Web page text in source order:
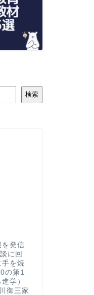
検索
を発信
に回
手を焼
の第1
学）
御三家